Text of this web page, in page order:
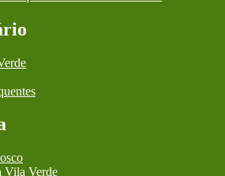
Vila Verde